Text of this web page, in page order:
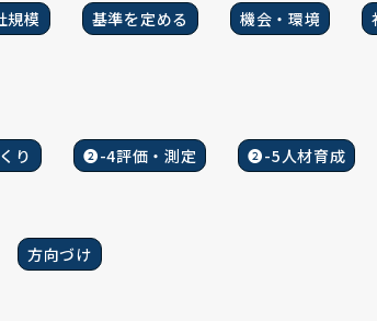
規模 基準を定める 機会・環境
り ❷-4評価・測定 ❷-5人材育成
方向づけ